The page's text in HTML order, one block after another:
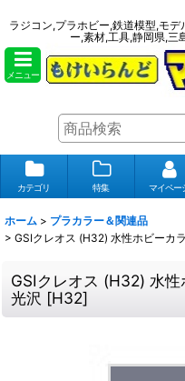
ラジコン,プラホビー,鉄道模型,モ
ー,素材,工具,静岡県,
メニュー
カテゴリ 特集 マイペー
ホーム > プラカラー＆関連品
> GSIクレオス (H32) 水性ホビーカ
GSIクレオス (H32) 水
光沢 [H32]